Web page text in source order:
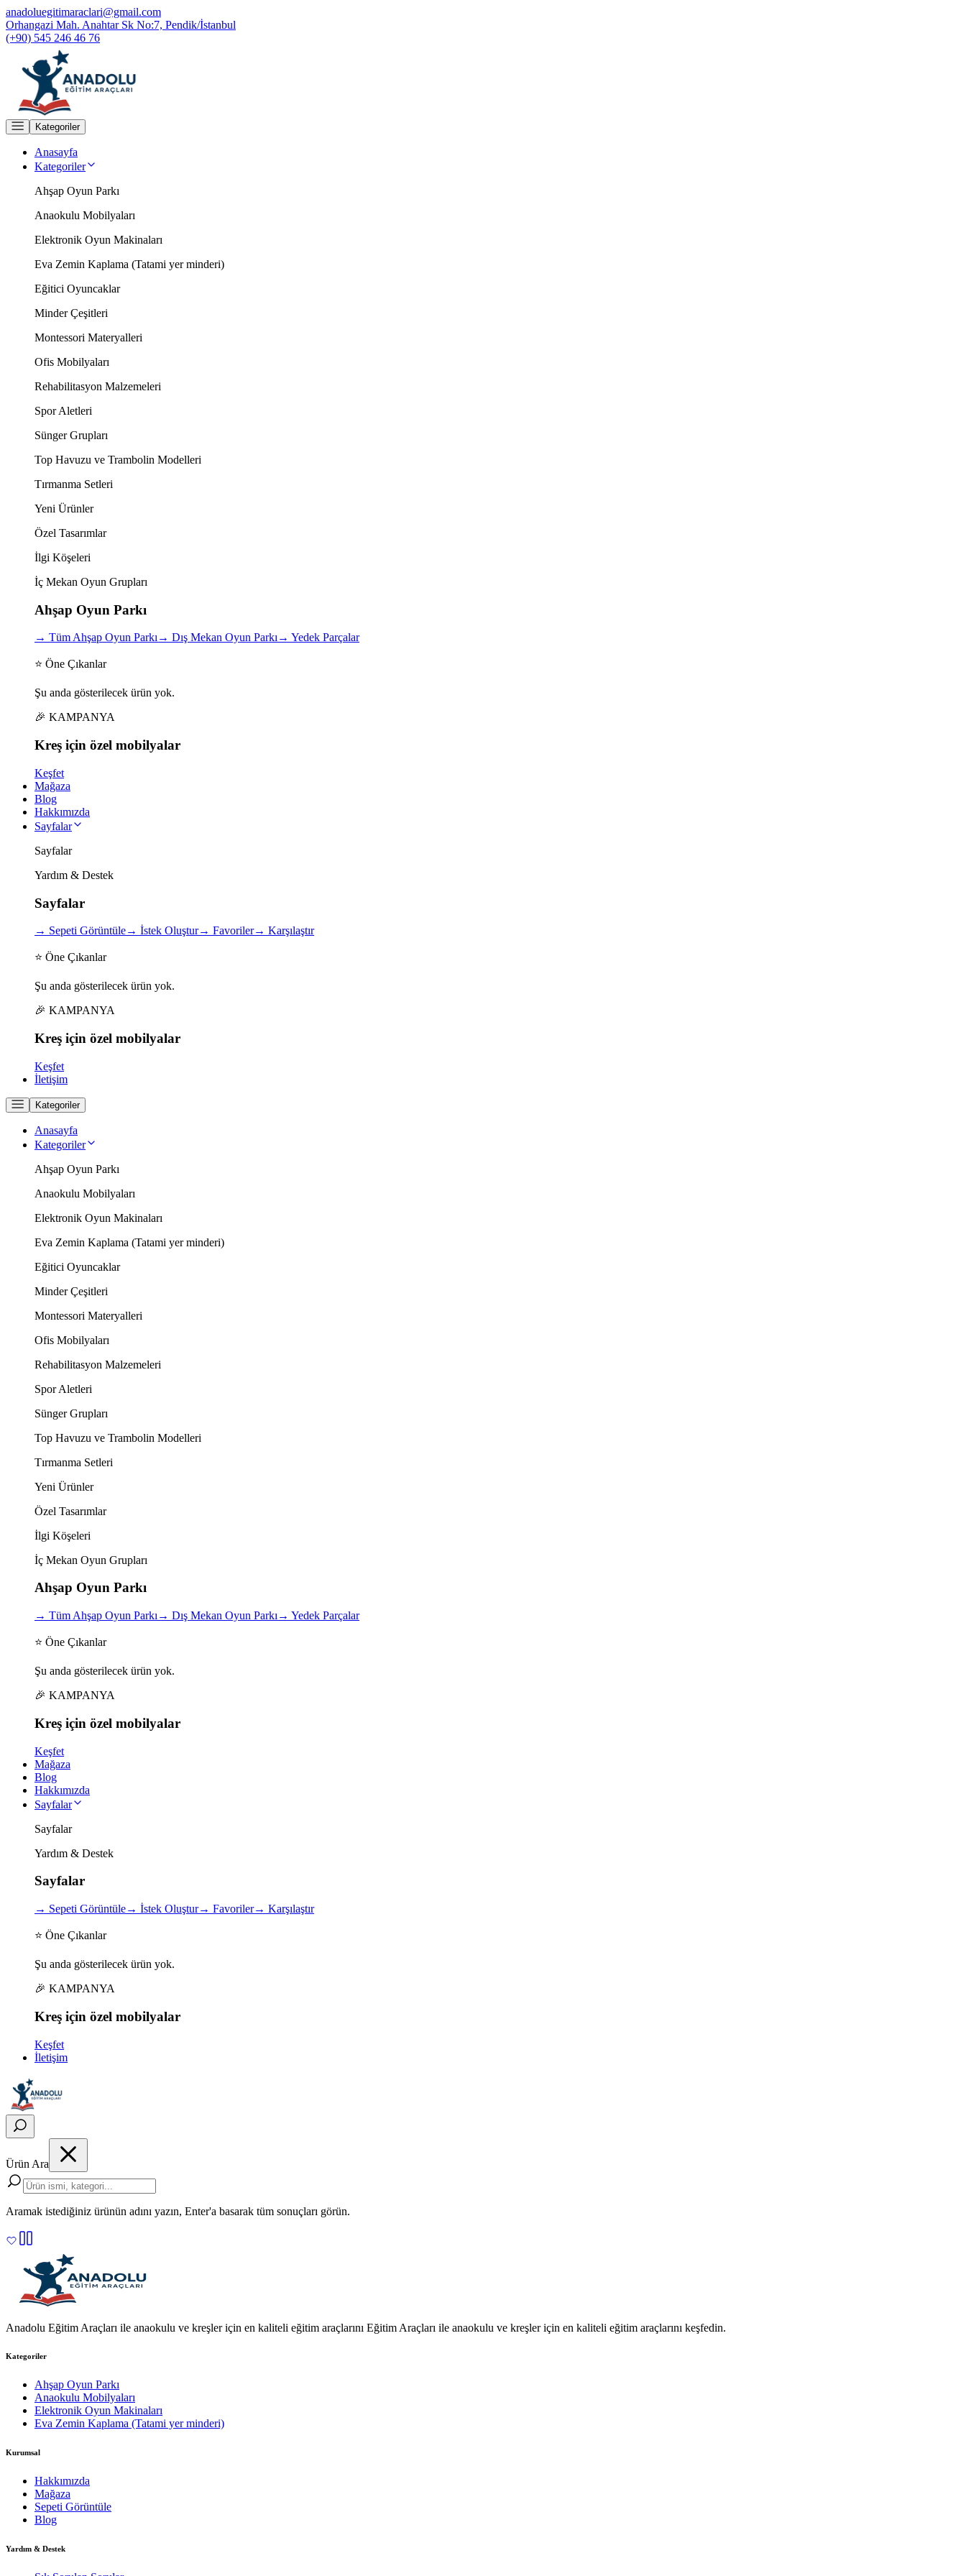
anadoluegitimaraclari@gmail.com
Orhangazi Mah. Anahtar Sk No:7, Pendik/İstanbul
(+90) 545 246 46 76
Kategoriler
Anasayfa
Kategoriler
Ahşap Oyun Parkı
Anaokulu Mobilyaları
Elektronik Oyun Makinaları
Eva Zemin Kaplama (Tatami yer minderi)
Eğitici Oyuncaklar
Minder Çeşitleri
Montessori Materyalleri
Ofis Mobilyaları
Rehabilitasyon Malzemeleri
Spor Aletleri
Sünger Grupları
Top Havuzu ve Trambolin Modelleri
Tırmanma Setleri
Yeni Ürünler
Özel Tasarımlar
İlgi Köşeleri
İç Mekan Oyun Grupları
Ahşap Oyun Parkı
→ Tüm Ahşap Oyun Parkı→ Dış Mekan Oyun Parkı→ Yedek Parçalar
⭐ Öne Çıkanlar
Şu anda gösterilecek ürün yok.
🎉 KAMPANYA
Kreş için özel mobilyalar
Keşfet
Mağaza
Blog
Hakkımızda
Sayfalar
Sayfalar
Yardım & Destek
Sayfalar
→ Sepeti Görüntüle→ İstek Oluştur→ Favoriler→ Karşılaştır
⭐ Öne Çıkanlar
Şu anda gösterilecek ürün yok.
🎉 KAMPANYA
Kreş için özel mobilyalar
Keşfet
İletişim
Kategoriler
Anasayfa
Kategoriler
Ahşap Oyun Parkı
Anaokulu Mobilyaları
Elektronik Oyun Makinaları
Eva Zemin Kaplama (Tatami yer minderi)
Eğitici Oyuncaklar
Minder Çeşitleri
Montessori Materyalleri
Ofis Mobilyaları
Rehabilitasyon Malzemeleri
Spor Aletleri
Sünger Grupları
Top Havuzu ve Trambolin Modelleri
Tırmanma Setleri
Yeni Ürünler
Özel Tasarımlar
İlgi Köşeleri
İç Mekan Oyun Grupları
Ahşap Oyun Parkı
→ Tüm Ahşap Oyun Parkı → Dış Mekan Oyun Parkı → Yedek Parçalar
⭐ Öne Çıkanlar
Şu anda gösterilecek ürün yok.
🎉 KAMPANYA
Kreş için özel mobilyalar
Keşfet
Mağaza
Blog
Hakkımızda
Sayfalar
Sayfalar
Yardım & Destek
Sayfalar
→ Sepeti Görüntüle→ İstek Oluştur→ Favoriler→ Karşılaştır
⭐ Öne Çıkanlar
Şu anda gösterilecek ürün yok.
🎉 KAMPANYA
Kreş için özel mobilyalar
Keşfet
İletişim
Ürün Ara
Aramak istediğiniz ürünün adını yazın, Enter'a basarak tüm sonuçları görün.
Anadolu Eğitim Araçları ile anaokulu ve kreşler için en kaliteli eğitim araçlarını Eğitim Araçları ile anaokulu ve kreşler için en kaliteli eğitim araçlarını keşfedin.
Kategoriler
Ahşap Oyun Parkı
Anaokulu Mobilyaları
Elektronik Oyun Makinaları
Eva Zemin Kaplama (Tatami yer minderi)
Kurumsal
Hakkımızda
Mağaza
Sepeti Görüntüle
Blog
Yardım & Destek